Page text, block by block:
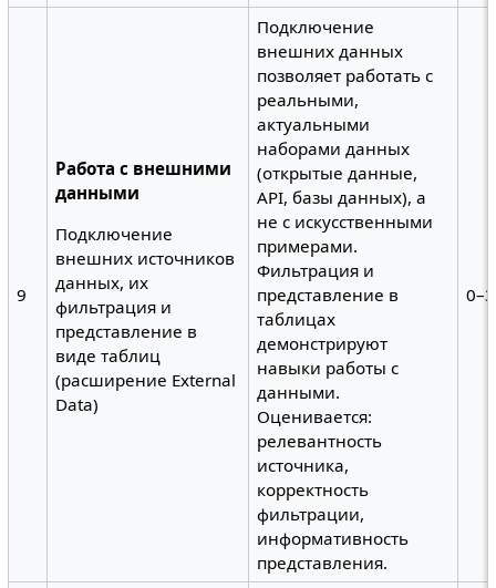
9
Работа с внешними
данными
Подключение
внешних источников
данных, их
фильтрация и
представление в
виде таблиц
(расширение External
Data)
Подключение
внешних данных
позволяет работать с
реальными,
актуальными
наборами данных
(открытые данные,
API, базы данных), а
не с искусственными
примерами.
Фильтрация и
представление в
таблицах
демонстрируют
навыки работы с
данными.
Оценивается:
релевантность
источника,
корректность
фильтрации,
информативность
представления.
0–3